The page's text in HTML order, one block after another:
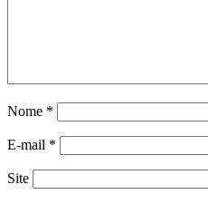
Nome *
E-mail *
Site